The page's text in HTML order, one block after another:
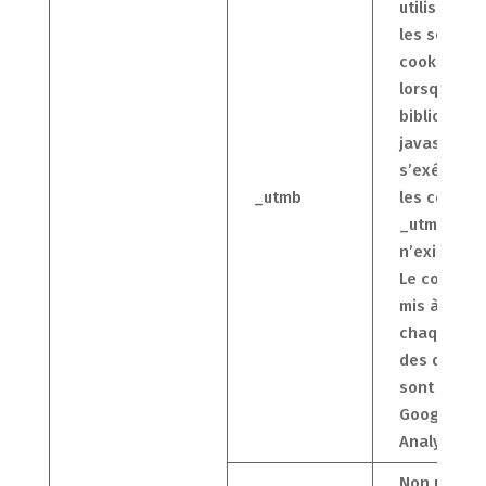
_utmb
les
cookie est
lorsque la
javascript
s’exécute
les cookies
_utma
n’existent
Le cookie
mis à jour à
chaque
des
sont
Google
Analytics.